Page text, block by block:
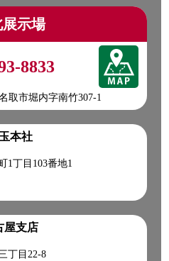
示場
8833
取市堀内字南竹307-1
本社
1丁目103番地1
屋支店
丁目22-8